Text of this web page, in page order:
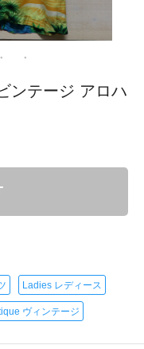
ンテージ アロハ
Ladies レディース
ヴィンテージ